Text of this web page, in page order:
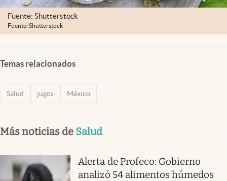
Fuente: Shutterstock
Fuente: Shutterstock
Temas relacionados
Salud jugos México
Más noticias de Salud
Alerta de Profeco: Gobierno
analizó 54 alimentos húmedos